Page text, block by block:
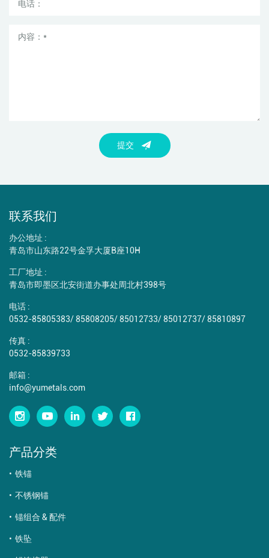
提交
联系我们
办公地址 :
青岛市山东路22号金孚大厦B座10H
工厂地址 :
青岛市即墨区北安街道办事处周北村398号
电话 :
0532-85805383/85808205/85012733/85012737/85810897
传真 :
0532-85839733
邮箱 :
info@yumetals.com
产品分类
铁锚
不锈钢锚
锚组合 & 配件
铁坠